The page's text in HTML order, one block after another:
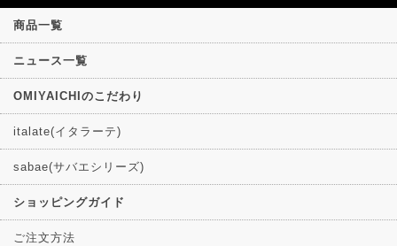
商品一覧
ニュース一覧
OMIYAICHIのこだわり
italate(イタラーテ)
sabae(サバエシリーズ)
ショッピングガイド
ご注文方法